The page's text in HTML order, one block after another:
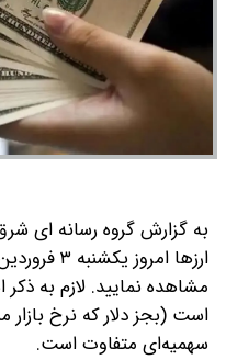
به گزارش گروه رسانه ای
مشاهده نمایید. لازم به
است (بجز دلار که نرخ بازار
سهمیه‌ای متفاوت است.